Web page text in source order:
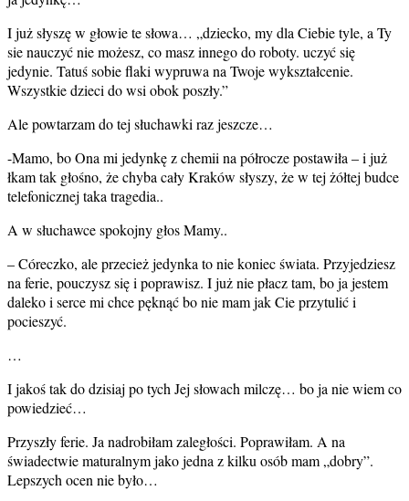
I już słyszę w głowie te słowa… „dziecko, my dla Ciebie tyle, a Ty
sie nauczyć nie możesz, co masz innego do roboty. uczyć się
jedynie. Tatuś sobie flaki wypruwa na Twoje wykształcenie.
Wszystkie dzieci do wsi obok poszły.”
Ale powtarzam do tej słuchawki raz jeszcze…
-Mamo, bo Ona mi jedynkę z chemii na półrocze postawiła – i już
łkam tak głośno, że chyba cały Kraków słyszy, że w tej żółtej budce
telefonicznej taka tragedia..
A w słuchawce spokojny głos Mamy..
– Córeczko, ale przecież jedynka to nie koniec świata. Przyjedziesz
na ferie, pouczysz się i poprawisz. I już nie płacz tam, bo ja jestem
daleko i serce mi chce pęknąć bo nie mam jak Cie przytulić i
pocieszyć.
…
I jakoś tak do dzisiaj po tych Jej słowach milczę… bo ja nie wiem co
powiedzieć…
Przyszły ferie. Ja nadrobiłam zaległości. Poprawiłam. A na
świadectwie maturalnym jako jedna z kilku osób mam „dobry”.
Lepszych ocen nie było…